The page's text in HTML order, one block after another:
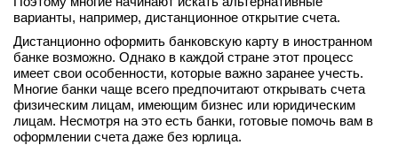
вконтакте
Стать автором
Вход
варианты, например, дистанционное открытие счета.
Дистанционно оформить банковскую карту в иностранном
банке возможно. Однако в каждой стране этот процесс
имеет свои особенности, которые важно заранее учесть.
Многие банки чаще всего предпочитают открывать счета
физическим лицам, имеющим бизнес или юридическим
лицам. Несмотря на это есть банки, готовые помочь вам в
оформлении счета даже без юрлица.